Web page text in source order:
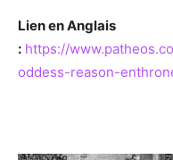
Lien en Anglais
: https://
oddess-reason-